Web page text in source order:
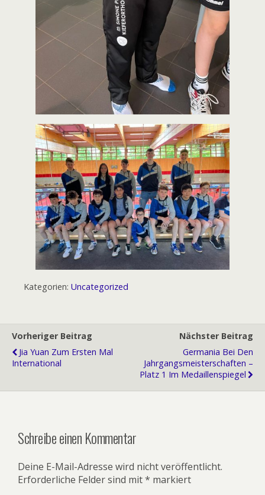
Kategorien: Uncategorized
Vorheriger Beitrag
Jia Yuan Zum Ersten Mal
International
Nächster Beitrag
Germania Bei Den
Jahrgangsmeisterschaften –
Platz 1 Im Medaillenspiegel
Schreibe einen Kommentar
Deine E-Mail-Adresse wird nicht veröffentlicht.
Erforderliche Felder sind mit* markiert